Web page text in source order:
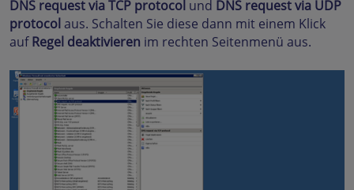
DNS request via TCP protocol und DNS request via UDP
protocol aus. Schalten Sie diese dann mit einem Klick
aufRegel deaktivieren im rechten Seitenmenü aus.